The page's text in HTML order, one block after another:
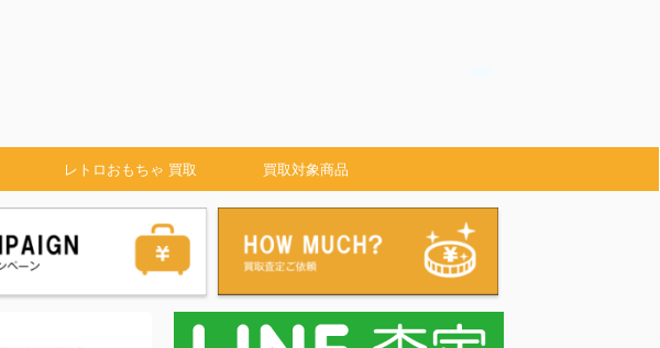
レトロおもちゃ 買取 買取対象商品